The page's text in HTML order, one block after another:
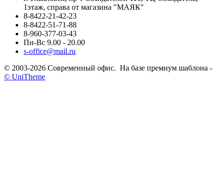
1этаж, справа от магазина "МАЯК"
8-8422-21-42-23
8-8422-51-71-88
8-960-377-03-43
Пн-Вс 9.00 - 20.00
s-office@mail.ru
© 2003-2026 Современный офис. На базе премиум шаблона -
© UniTheme